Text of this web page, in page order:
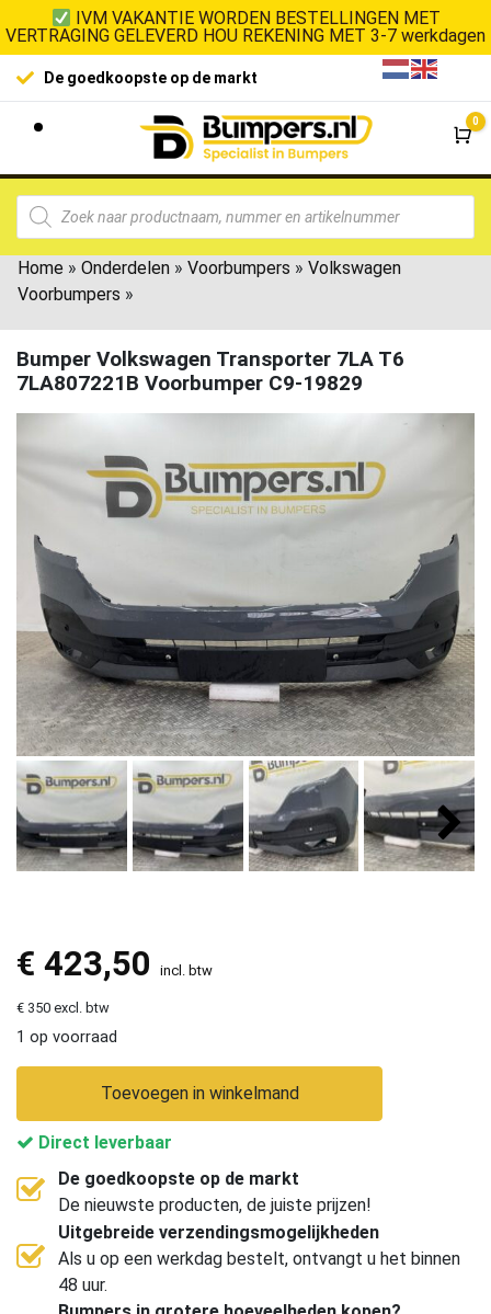
IVM VAKANTIE WORDEN BESTELLINGEN MET
VERTRAGING GELEVERD HOU REKENING MET 3-7 werkdagen
De goedkoopste op de markt
0
Home » Onderdelen » Voorbumpers » Volkswagen
Voorbumpers »
Bumper Volkswagen Transporter 7LA T6
7LA807221B Voorbumper C9-19829
€ 423,50 incl. btw
€ 350 excl. btw
1 op voorraad
Toevoegen in winkelmand
Direct leverbaar
De goedkoopste op de markt
De nieuwste producten, de juiste prijzen!
Uitgebreide verzendingsmogelijkheden
Als u op een werkdag bestelt, ontvangt u het binnen
48 uur.